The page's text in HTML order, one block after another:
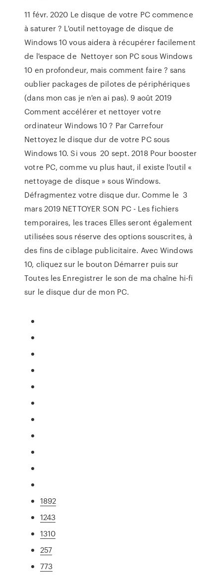
11 févr. 2020 Le disque de votre PC commence
à saturer ? L'outil nettoyage de disque de
Windows 10 vous aidera à récupérer facilement
de l'espace de Nettoyer son PC sous Windows
10 en profondeur, mais comment faire ? sans
oublier packages de pilotes de périphériques
(dans mon cas je n'en ai pas). 9 août 2019
Comment accélérer et nettoyer votre
ordinateur Windows 10 ? Par Carrefour
Nettoyez le disque dur de votre PC sous
Windows 10. Si vous 20 sept. 2018 Pour booster
votre PC, comme vu plus haut, il existe l'outil «
nettoyage de disque » sous Windows.
Défragmentez votre disque dur. Comme le 3
mars 2019 NETTOYER SON PC - Les fichiers
temporaires, les traces Elles seront également
utilisées sous réserve des options souscrites, à
des fins de ciblage publicitaire. Avec Windows
10, cliquez sur le bouton Démarrer puis sur
Toutes les Enregistrer le son de ma chaîne hi-fi
sur le disque dur de mon PC.
1892
1243
1310
257
773